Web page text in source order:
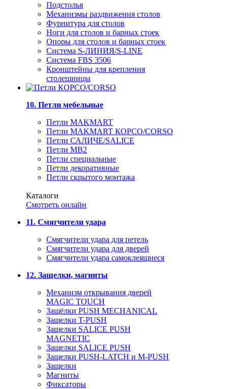
Подстолья
Механизмы раздвижения столов
Фурнитура для столов
Ноги для столов и барных стоек
Опоры для столов и барных стоек
Система S-ЛИНИЯ/S-LINE
Система FBS 3506
Кронштейны для крепления
столешницы
10. Петли мебельные
Петли MAKMART
Петли MAKMART КОРСО/CORSO
Петли САЛИЧЕ/SALICE
Петли MB2
Петли специальные
Петли декоративные
Петли скрытого монтажа
Каталоги
Смотреть онлайн
11. Смягчители удара
Смягчители удара для петель
Смягчители удара для дверей
Cмягчители удара самоклеящиеся
12. Защелки, магниты
Механизм открывания дверей
MAGIC TOUCH
Защёлки PUSH MECHANICAL
Защелки T-PUSH
Защелки SALICE PUSH
MAGNETIC
Защелки SALICE PUSH
Защелки PUSH-LATCH и M-PUSH
Защелки
Магниты
Фиксаторы